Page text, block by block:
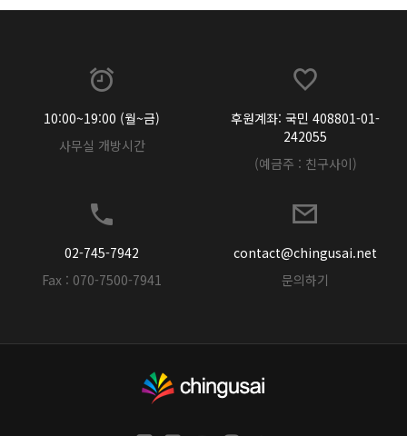
10:00~19:00 (월~금)
사무실 개방시간
후원계좌: 국민 408801-01-
242055
(예금주 : 친구사이)
02-745-7942
Fax : 070-7500-7941
contact@chingusai.net
문의하기